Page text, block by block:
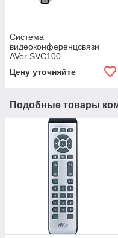
Система
видеоконференцсвязи
AVer SVC100
Цену уточняйте
Подобные товары